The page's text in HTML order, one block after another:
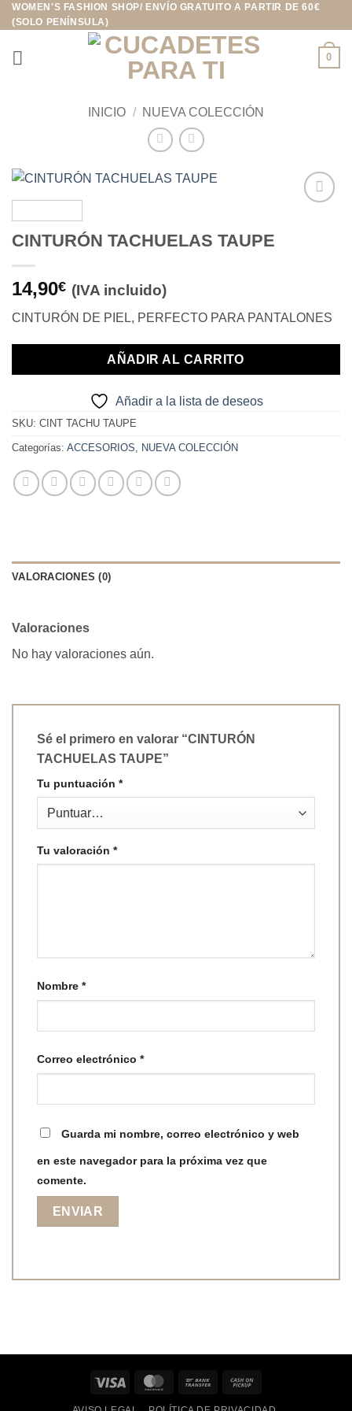
Saltar
al
contenido
WOMEN'S FASHION SHOP/ ENVÍO GRATUITO A PARTIR DE 60€
(SOLO PENÍNSULA)
0
INICIO / NUEVA COLECCIÓN
CINTURÓN TACHUELAS TAUPE
14,90€ (IVA incluido)
CINTURÓN DE PIEL, PERFECTO PARA PANTALONES
AÑADIR AL CARRITO
Añadir a la lista de deseos
SKU: CINT TACHU TAUPE
Categorías: ACCESORIOS NUEVA COLECCIÓN
VALORACIONES (0)
Valoraciones
No hay valoraciones aún.
Sé el primero en valorar “CINTURÓN
TACHUELAS TAUPE”
Tu puntuación *
Tu valoración *
Nombre *
Correo electrónico *
Guarda mi nombre, correo electrónico y web
en este navegador para la próxima vez que
comente.
Visa MasterCardBank